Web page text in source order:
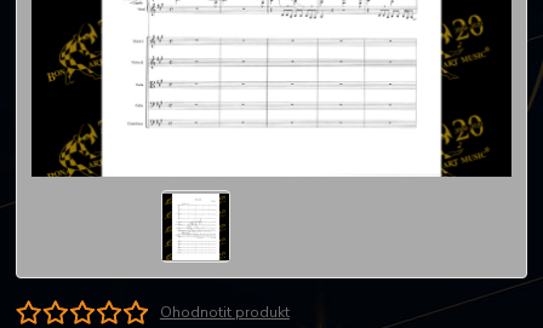
Ohodnotit produkt